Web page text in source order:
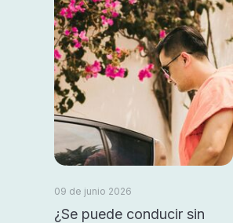
09 de junio 2026
¿Se puede conducir sin